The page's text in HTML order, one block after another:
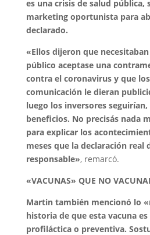
es una crisis de salud pública,
marketing oportunista para
declarado.
«Ellos dijeron que
público aceptase una
contra el coronavirus y que
comunicación le dieran
luego los inversores
beneficios. No precisás nada
para explicar los
meses que la declaración real
responsable», remarcó.
«VACUNAS» QUE NO
Martin también mencionó lo
historia de que esta vacuna
profiláctica o preventiva.